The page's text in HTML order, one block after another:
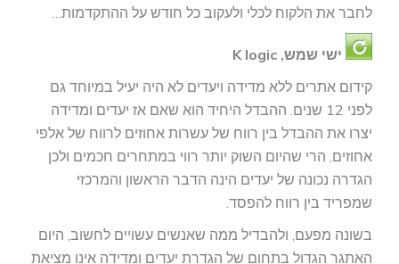
לחבר את הלקוח לכלי ולעקוב כל חודש על ההתקדמות…
ישי שמש, K logic
קידום אתרים ללא מדידה ויעדים לא היה יעיל במיוחד גם
לפני 12 שנים. ההבדל היחיד הוא שאם אז יעדים ומדידה
יצרו את ההבדל בין רווח של עשרות אחוזים לרווח של אלפי
אחוזים, הרי שהיום השוק יותר רווי במתחרים חכמים ולכן
הגדרה נכונה של יעדים הינה הדבר הראשון והמרכזי
שמפריד בין רווח להפסד.
בשונה מפעם, ולהבדיל ממה שאנשים עשויים לחשוב, היום
האתגר הגדול בתחום של הגדרת יעדים ומדידה אינו מציאת